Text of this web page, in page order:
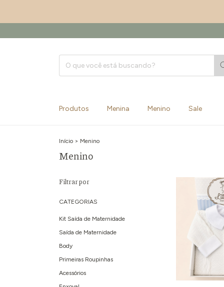
Produtos Menina Menino Sale
Início > Menino
Menino
Filtrar por
CATEGORIAS
Kit Saída de Maternidade
Saída de Maternidade
Body
Primeiras Roupinhas
Acessórios